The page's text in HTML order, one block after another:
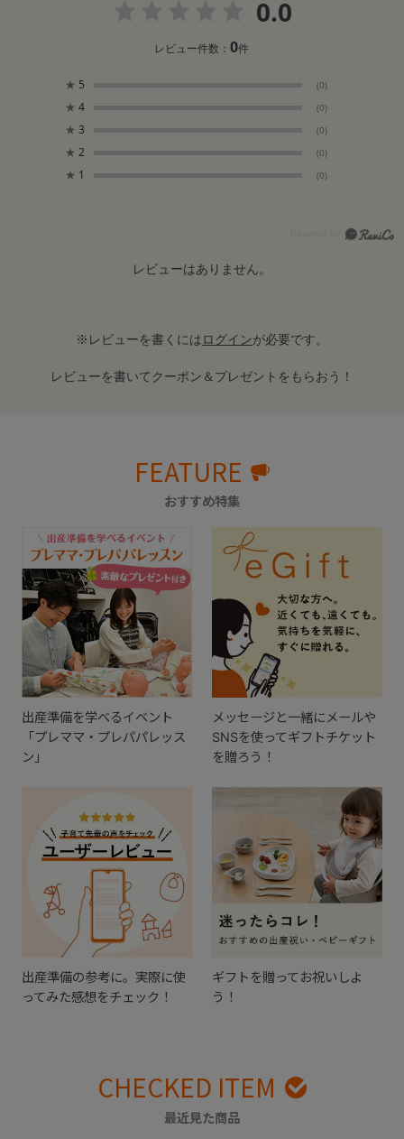
0.0
レビュー件数：0件
★ 5 (0)
★ 4 (0)
★ 3 (0)
★ 2 (0)
★ 1 (0)
レビューはありません。
※レビューを書くにはログインが必要です。
レビューを書いてクーポン＆プレゼントをもらおう！
FEATURE
おすすめ特集
出産準備を学べるイベント
「プレママ・プレパパレッス
ン」
メッセージと一緒にメールや
SNSを使ってギフトチケット
を贈ろう！
出産準備の参考に。実際に使
ってみた感想をチェック！
ギフトを贈ってお祝いしよ
う！
CHECKED ITEM
最近見た商品